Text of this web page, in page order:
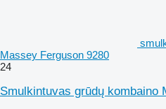
Massey Ferguson 9280
24
Smulkintuvas grūdų kombaino